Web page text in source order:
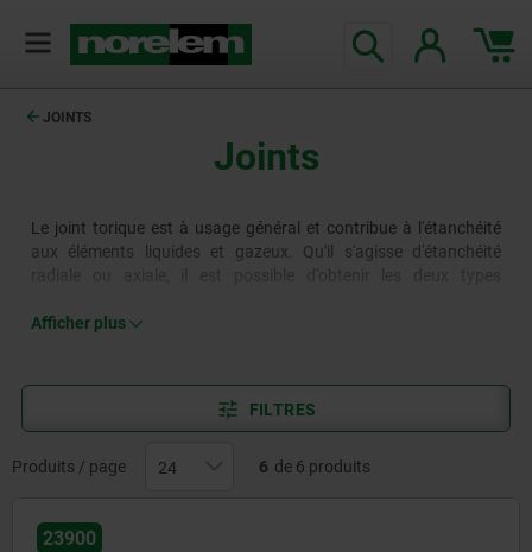
JOINTS
Joints
Le joint torique est à usage général et contribue à l'étanchéité
aux éléments liquides et gazeux. Qu'il s'agisse d'étanchéité
bagues d'étanchéité d'arbre empêchent les fuites de gaz et de
radiales sont en élastomère NBR. Le ressort de traction et
Afficher plus
FILTRES
Produits / page 6 de 6 produits
23900